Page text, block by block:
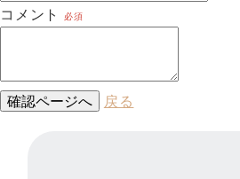
コメント 必須
確認ページへ 戻る